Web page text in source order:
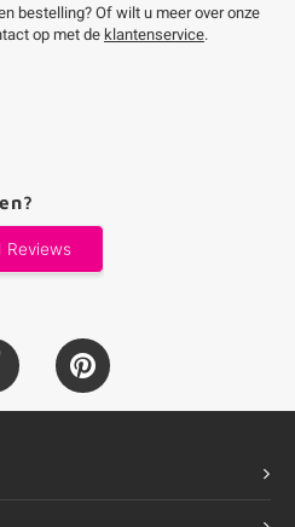
bestelling? Of wilt u meer over onze
op met de klantenservice.